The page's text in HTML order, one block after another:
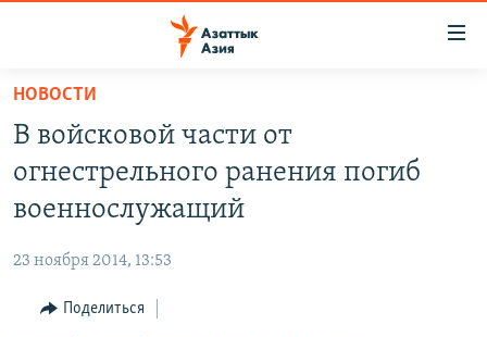
Вернуться
основному
содержанию
главной
навигации
Вернутся
ТАДЖИКИСТАН
ВОЙНА В УКРАИНЕ
ҚАЗАҚША
КЫРГЫЗЧА
НОВОСТИ
В войсковой части от
огнестрельного ранения погиб
военнослужащий
23 ноября 2014, 13:53
Поделиться